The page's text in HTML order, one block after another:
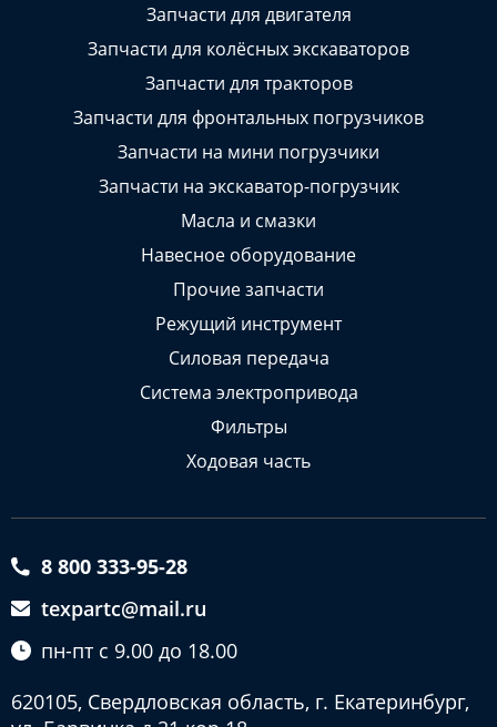
Запчасти для двигателя
Запчасти для колёсных экскаваторов
Запчасти для тракторов
Запчасти для фронтальных погрузчиков
Запчасти на мини погрузчики
Запчасти на экскаватор-погрузчик
Масла и смазки
Навесное оборудование
Прочие запчасти
Режущий инструмент
Силовая передача
Система электропривода
Фильтры
Ходовая часть
8 800 333-95-28
texpartc@mail.ru
пн-пт с 9.00 до 18.00
620105, Свердловская область, г. Екатеринбург,